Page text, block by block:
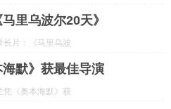
音乐的启发
里乌波尔20天》
长片：《马里乌波
默》获最佳导演
凭《奥本海默》获